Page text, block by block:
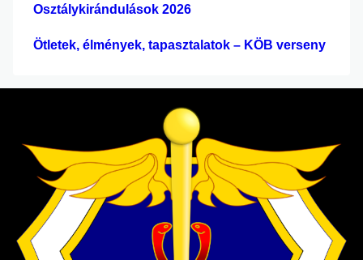
Osztálykirándulások 2026
Ötletek, élmények, tapasztalatok – KÖB verseny